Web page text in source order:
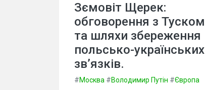
Зємовіт Щерек:
обговорення з Туском
та шляхи збереження
польсько-українських
зв’язків.
#Москва #Володимир Путін #Європа